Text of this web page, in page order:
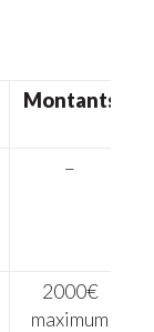
Montants
–
2000€
maximum